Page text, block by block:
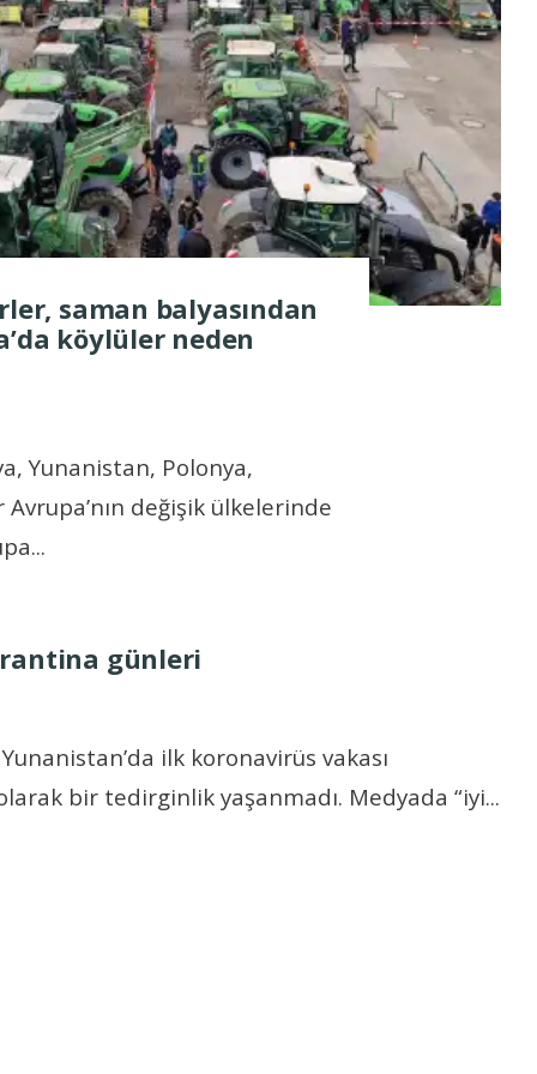
saman balyasından
köylüler neden
Yunanistan, Polonya,
değişik ülkelerinde
...
günleri
ilk koronavirüs vakası
bir tedirginlik yaşanmadı. Medyada “iyi...